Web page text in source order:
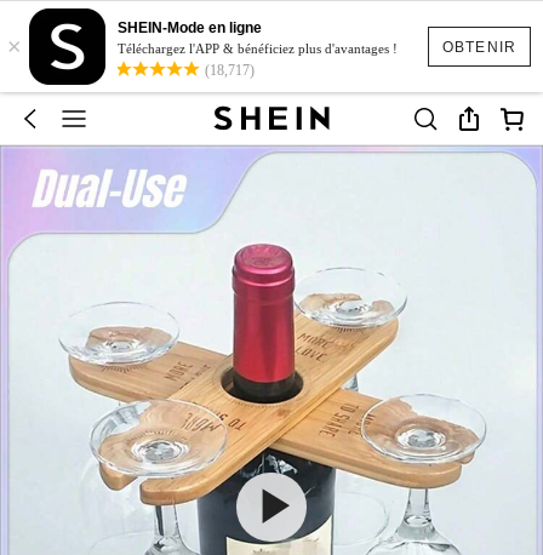
OBTENIR
×
SHEIN-Mode en ligne
Téléchargez l'APP & bénéficiez plus d'avantages !
(18,717)